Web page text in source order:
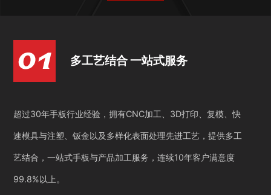
多工艺结合 一站式服务
超过30年手板行业经验，拥有CNC加工、3D打印、复模、快
速模具与注塑、钣金以及多样化表面处理先进工艺，提供多工
艺结合，一站式手板与产品加工服务，连续10年客户满意度
99.8%以上。